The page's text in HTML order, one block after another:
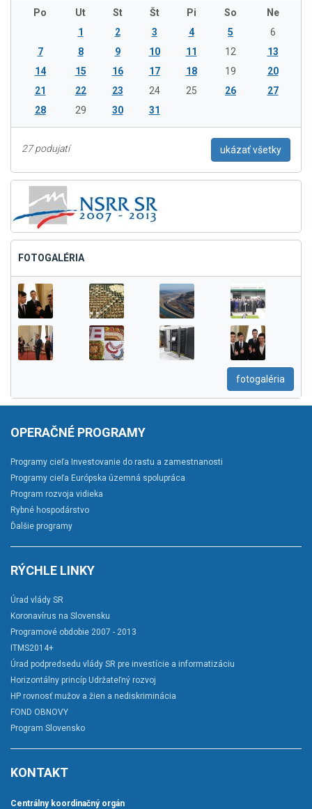
Po Ut St Št Pi So
Ne
1
2 3 4 5
6
7
8 9 10 11 12
13
14
15 16 17 18 19
20
21
22 23 24 25 26
27
28
29 30 31
27 podujatí ukázať všetky
FOTOGALÉRIA
fotogaléria
OPERAČNÉ PROGRAMY
Programy cieľa Investovanie do rastu a zamestnanosti
Programy cieľa Európska územná spolupráca
Program rozvoja vidieka
Rybné hospodárstvo
Ďalšie programy
RÝCHLE LINKY
Úrad vlády SR
Koronavírus na Slovensku
Programové obdobie 2007 - 2013
ITMS2014+
Úrad podpredsedu vlády SR pre investície a informatizáciu
Horizontálny princíp Udržateľný rozvoj
HP rovnosť mužov a žien a nediskriminácia
FOND OBNOVY
Program Slovensko
KONTAKT
Centrálny koordinačný orgán